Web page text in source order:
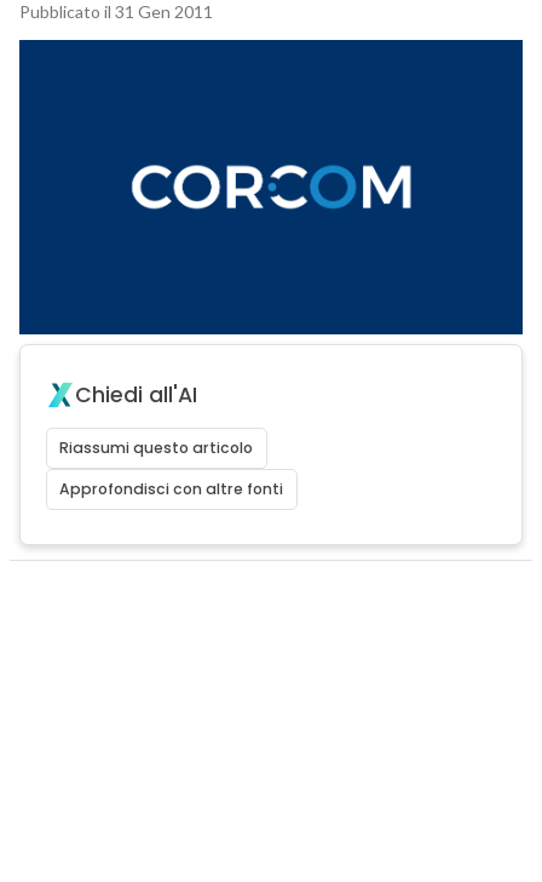
Pubblicato il 31 Gen 2011
Chiedi all'AI
Riassumi questo articolo
Approfondisci con altre fonti